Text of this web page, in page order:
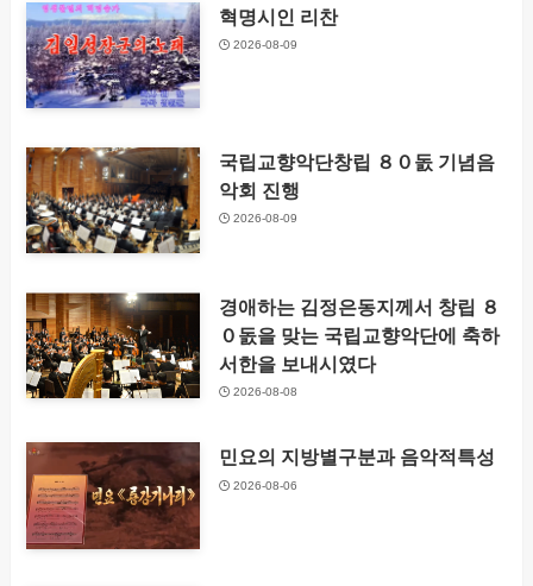
혁명시인 리찬
2026-08-09
국립교향악단창립 ８０돐 기념음
악회 진행
2026-08-09
경애하는 김정은동지께서 창립 ８
０돐을 맞는 국립교향악단에 축하
서한을 보내시였다
2026-08-08
민요의 지방별구분과 음악적특성
2026-08-06